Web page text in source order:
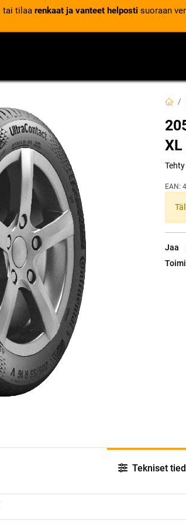
tai tilaa renkaat ja vanteet helposti suoraan
XL
EAN:
Jaa
Tekniset